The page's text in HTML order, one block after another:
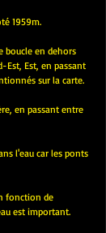
1959m.
boucle en dehors
Est, Est, en passant
sur la carte.
en passant entre
l'eau car les ponts
fonction de
est important.